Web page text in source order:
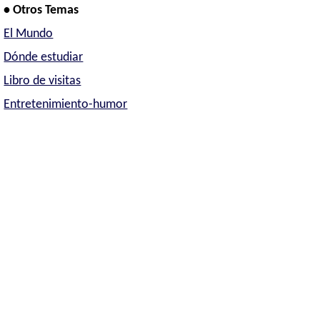
• Otros Temas
El Mundo
Dónde estudiar
Libro de visitas
Entretenimiento-humor